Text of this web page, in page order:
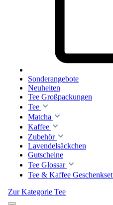
Sonderangebote
Neuheiten
Tee Großpackungen
Tee
Matcha
Kaffee
Zubehör
Lavendelsäckchen
Gutscheine
Tee Glossar
Tee & Kaffee Geschenkset
Zur Kategorie Tee